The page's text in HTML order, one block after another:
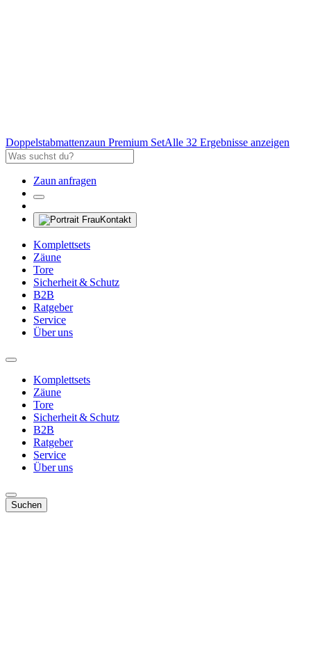
Doppelstabmattenzaun Premium SetAlle 32 Ergebnisse anzeigen
Zaun anfragen
Kontakt
Komplettsets
Zäune
Tore
Sicherheit & Schutz
B2B
Ratgeber
Service
Über uns
Komplettsets
Zäune
Tore
Sicherheit & Schutz
B2B
Ratgeber
Service
Über uns
Suchen